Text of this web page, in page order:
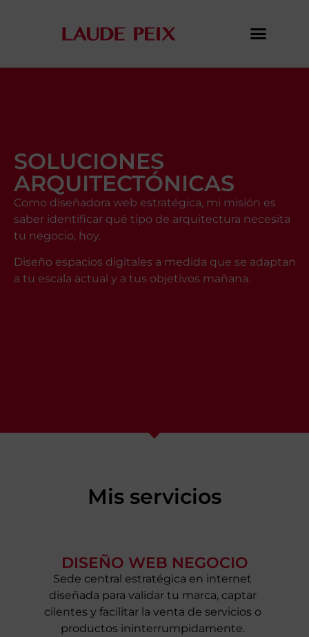
SOLUCIONES
ARQUITECTÓNICAS
Como diseñadora web estratégica, mi misión es
saber identificar qué tipo de arquitectura necesita
tu negocio, hoy.
Diseño espacios digitales a medida que se adaptan
a tu escala actual y a tus objetivos mañana.
Mis servicios
DISEÑO WEB NEGOCIO
Sede central estratégica en internet
diseñada para validar tu marca, captar
cilentes y facilitar la venta de servicios o
productos ininterrumpidamente.